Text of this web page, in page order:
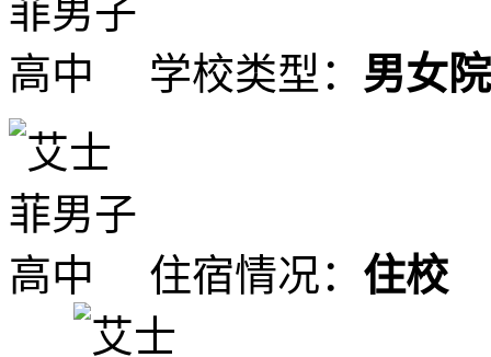
学校类型： 男女
住宿情况： 住校